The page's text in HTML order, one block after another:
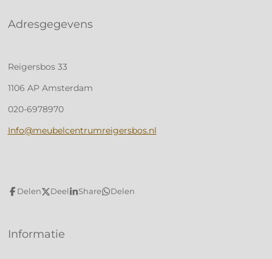
Adresgegevens
Reigersbos 33
1106 AP Amsterdam
020-6978970
Info@meubelcentrumreigersbos.nl
Delen Deel Share Delen
Informatie